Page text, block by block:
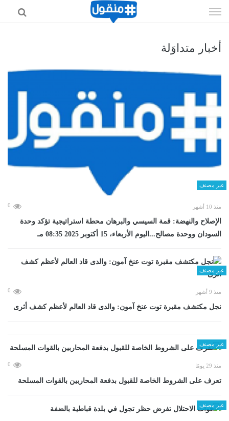
الى
أخبار متداوَلة
غير مصنف
منذ 10 أشهر 0
الإصلاح والنهضة: قمة السيسي والبرهان محطة استراتيجية تؤكد وحدة
السودان ووحدة مصالح...اليوم الأربعاء، 15 أكتوبر 2025 08:35 مـ
غير مصنف
منذ 9 أشهر 0
نجل مكتشف مقبرة توت عنخ آمون: والدى قاد العالم لأعظم كشف أثرى
غير مصنف
منذ 29 يومًا 0
تعرف على الشروط الخاصة للقبول بدفعة المحاربين بالقوات المسلحة
غير مصنف